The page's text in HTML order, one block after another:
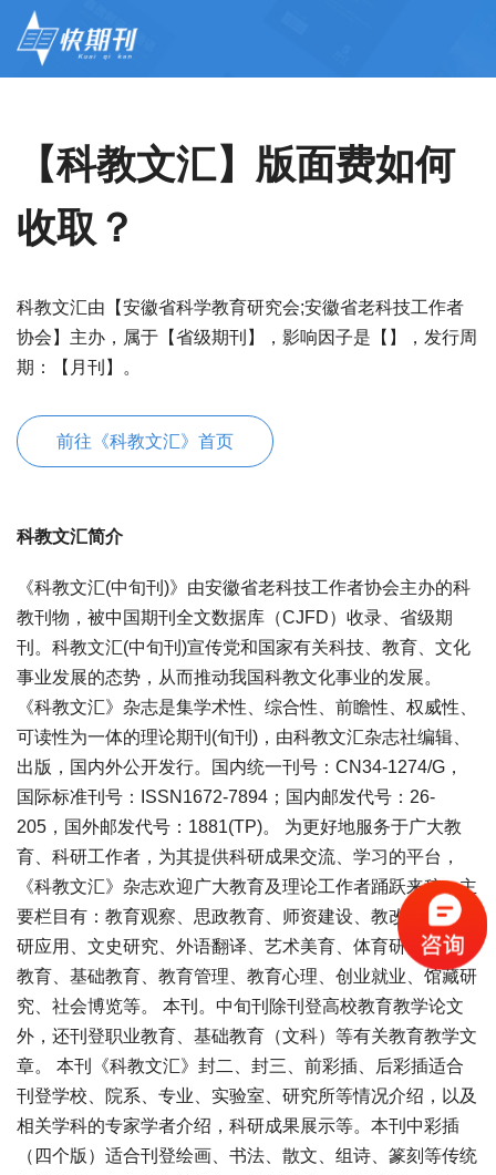
【科教文汇】版面费如何
收取？
科教文汇由【安徽省科学教育研究会;安徽省老科技工作者
协会】主办，属于【省级期刊】，影响因子是【】，发行周
期：【月刊】。
前往《科教文汇》首页
科教文汇简介
《科教文汇(中旬刊)》由安徽省老科技工作者协会主办的科
教刊物，被中国期刊全文数据库（CJFD）收录、省级期
刊。科教文汇(中旬刊)宣传党和国家有关科技、教育、文化
事业发展的态势，从而推动我国科教文化事业的发展。
《科教文汇》杂志是集学术性、综合性、前瞻性、权威性、
可读性为一体的理论期刊(旬刊)，由科教文汇杂志社编辑、
出版，国内外公开发行。国内统一刊号：CN34-1274/G，
国际标准刊号：ISSN1672-7894；国内邮发代号：26-
205，国外邮发代号：1881(TP)。 为更好地服务于广大教
育、科研工作者，为其提供科研成果交流、学习的平台，
《科教文汇》杂志欢迎广大教育及理论工作者踊跃来稿。主
要栏目有：教育观察、思政教育、师资建设、教改教法、科
研应用、文史研究、外语翻译、艺术美育、体育研究、职业
教育、基础教育、教育管理、教育心理、创业就业、馆藏研
究、社会博览等。 本刊。中旬刊除刊登高校教育教学论文
外，还刊登职业教育、基础教育（文科）等有关教育教学文
章。 本刊《科教文汇》封二、封三、前彩插、后彩插适合
刊登学校、院系、专业、实验室、研究所等情况介绍，以及
相关学科的专家学者介绍，科研成果展示等。本刊中彩插
（四个版）适合刊登绘画、书法、散文、组诗、篆刻等传统